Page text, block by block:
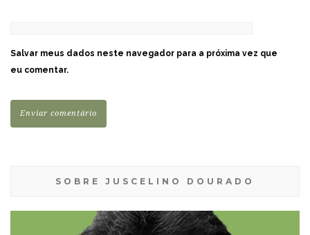
Salvar meus dados neste navegador para a próxima vez que
eu comentar.
SOBRE JUSCELINO DOURADO